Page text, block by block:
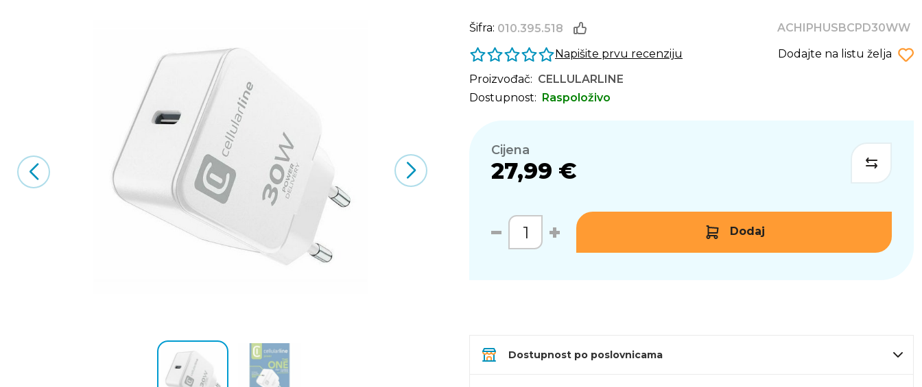
Šifra: 010.395.518
ACHIPHUSBCPD30WW
Napišite prvu recenziju
Dodajte na listu želja
Proizvođač: CELLULARLINE
Dostupnost: Raspoloživo
Cijena
27,99 €
Dodaj
Dostupnost po poslovnicama